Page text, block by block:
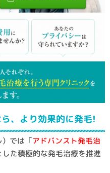
、より効果的に発毛!
では「アドバンスト発毛治
た積極的な発毛治療を推進